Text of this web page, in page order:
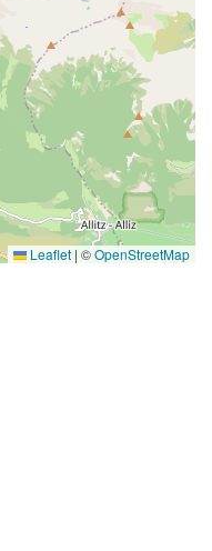
Leaflet | ©OpenStreetMap